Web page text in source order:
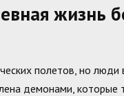
жизнь
полетов, но люди
демонами,